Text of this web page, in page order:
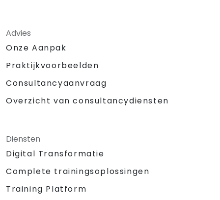
Advies
Onze Aanpak
Praktijkvoorbeelden
Consultancyaanvraag
Overzicht van consultancydiensten
Diensten
Digital Transformatie
Complete trainingsoplossingen
Training Platform